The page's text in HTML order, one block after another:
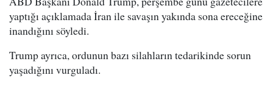
yaptığı açıklamada İran ile savaşın yakında sona ereceğine
inandığını söyledi.
Trump ayrıca, ordunun bazı silahların tedarikinde sorun
yaşadığını vurguladı.